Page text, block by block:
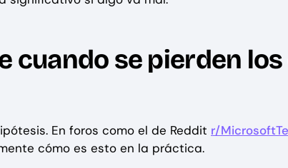
cuando se pierden
En foros como el de Reddit r/
cómo es esto en la práctica.